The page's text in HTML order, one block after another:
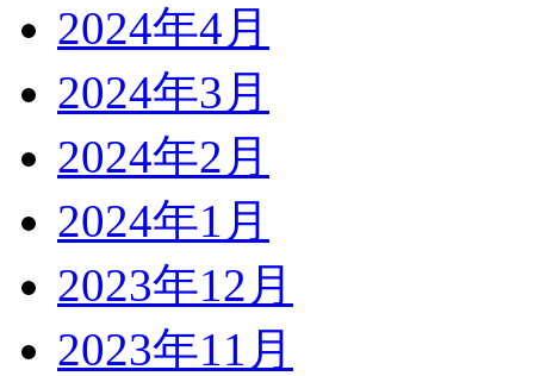
2024年4月
2024年3月
2024年2月
2024年1月
2023年12月
2023年11月